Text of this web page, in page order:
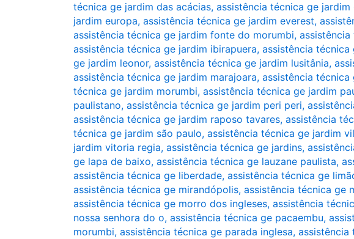
técnica ge jardim das acácias, assistência técnica ge
jardim europa, assistência técnica ge jardim everest,
assistência técnica ge jardim fonte do morumbi,
assistência técnica ge jardim ibirapuera, assistência técnica
ge jardim leonor, assistência técnica ge jardim lusitânia,
assistência técnica ge jardim marajoara, assistência técnica
técnica ge jardim morumbi, assistência técnica ge jardim
paulistano, assistência técnica ge jardim peri peri,
assistência técnica ge jardim raposo tavares, assistência
técnica ge jardim são paulo, assistência técnica ge jardim
jardim vitoria regia, assistência técnica ge jardins,
ge lapa de baixo, assistência técnica ge lauzane paulista,
assistência técnica ge liberdade, assistência técnica ge
assistência técnica ge mirandópolis, assistência técnica ge
assistência técnica ge morro dos ingleses, assistência
nossa senhora do o, assistência técnica ge pacaembu,
morumbi, assistência técnica ge parada inglesa, assistência